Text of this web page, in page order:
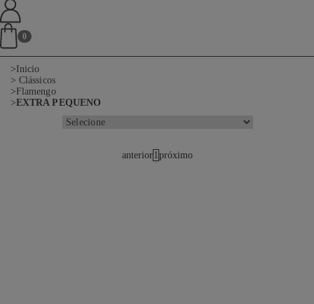
0
Inicio
Clássicos
Flamengo
EXTRA PEQUENO
anterior1próximo